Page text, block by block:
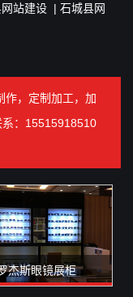
站建设 | 石城县网
作，定制加工，加
：15515918510
杰斯眼镜展柜